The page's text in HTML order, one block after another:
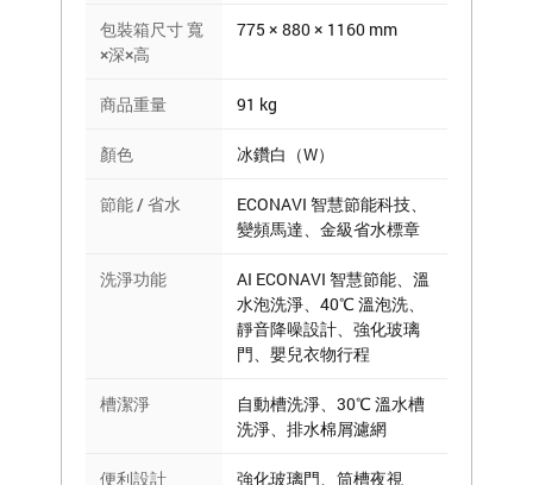
包裝箱尺寸 寬
×深×高
775 × 880 × 1160 mm
商品重量 91 kg
顏色 冰鑽白（W）
節能 / 省水
ECONAVI 智慧節能科技、
變頻馬達、金級省水標章
洗淨功能
AI ECONAVI 智慧節能、溫
水泡洗淨、40℃ 溫泡洗、
靜音降噪設計、強化玻璃
門、嬰兒衣物行程
槽潔淨
自動槽洗淨、30℃ 溫水槽
洗淨、排水棉屑濾網
便利設計
強化玻璃門、筒槽夜視